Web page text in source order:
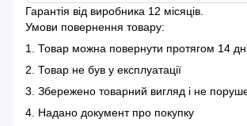
Гарантія від виробника 12 місяців.
Умови повернення товару:
1. Товар можна повернути протягом 14
2. Товар не був у експлуатації
3. Збережено товарний вигляд і не
4. Надано документ про покупку